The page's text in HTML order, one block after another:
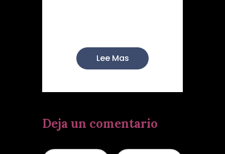
Lee Mas
Deja un comentario